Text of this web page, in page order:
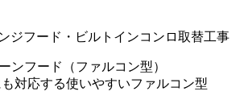
ンフード（ファルコン型）
対応する使いやすいファルコン型